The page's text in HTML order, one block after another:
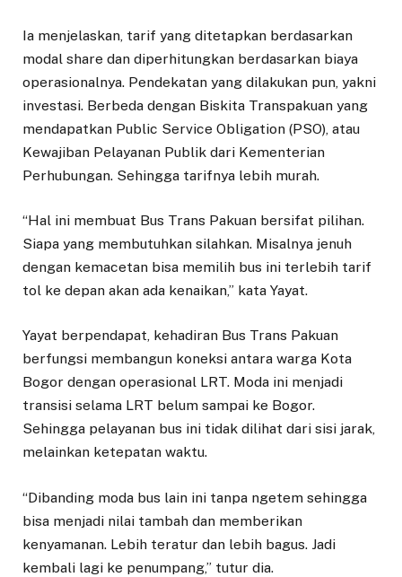
Ia menjelaskan, tarif yang ditetapkan berdasarkan
modal share dan diperhitungkan berdasarkan biaya
operasionalnya. Pendekatan yang dilakukan pun, yakni
investasi. Berbeda dengan Biskita Transpakuan yang
mendapatkan Public Service Obligation (PSO), atau
Kewajiban Pelayanan Publik dari Kementerian
Perhubungan. Sehingga tarifnya lebih murah.
“Hal ini membuat Bus Trans Pakuan bersifat pilihan.
Siapa yang membutuhkan silahkan. Misalnya jenuh
dengan kemacetan bisa memilih bus ini terlebih tarif
tol ke depan akan ada kenaikan,” kata Yayat.
Yayat berpendapat, kehadiran Bus Trans Pakuan
berfungsi membangun koneksi antara warga Kota
Bogor dengan operasional LRT. Moda ini menjadi
transisi selama LRT belum sampai ke Bogor.
Sehingga pelayanan bus ini tidak dilihat dari sisi jarak,
melainkan ketepatan waktu.
“Dibanding moda bus lain ini tanpa ngetem sehingga
bisa menjadi nilai tambah dan memberikan
kenyamanan. Lebih teratur dan lebih bagus. Jadi
kembali lagi ke penumpang,” tutur dia.